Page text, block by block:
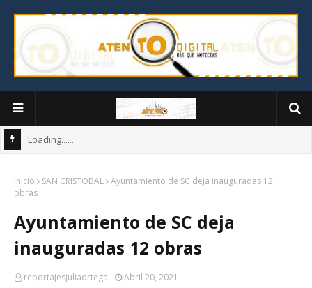
Loading......
Inicio SAN CRISTOBAL Ayuntamiento de SC deja inauguradas 12
obras
Ayuntamiento de SC deja
inauguradas 12 obras
reportajesjuliaortega Abril 20, 2021